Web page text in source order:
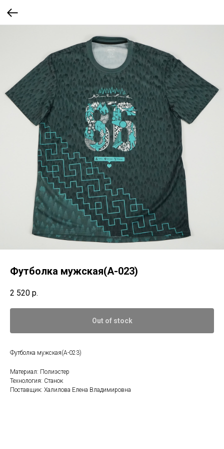
Футболка мужская(А-023)
2 520 р.
Out of stock
Футболка мужская(А-023)
Материал: Полиэстер
Технология: Станок
Поставщик: Халилова Елена Владимировна